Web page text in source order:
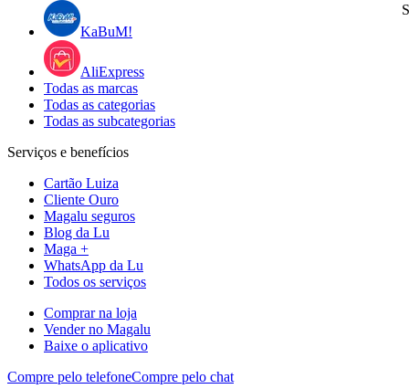
KaBuM!
AliExpress
Todas as marcas
Todas as categorias
Todas as subcategorias
Serviços e benefícios
Cartão Luiza
Cliente Ouro
Magalu seguros
Blog da Lu
Maga +
WhatsApp da Lu
Todos os serviços
Comprar na loja
Vender no Magalu
Baixe o aplicativo
Compre pelo telefoneCompre pelo chat